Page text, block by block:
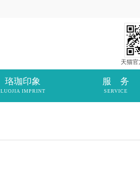
天猫
珞珈印象
LUOJIA IMPRINT
服 务
SERVICE